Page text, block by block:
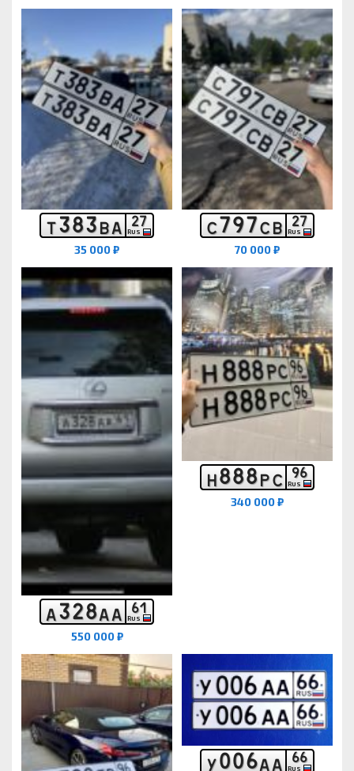
Т383ВА 27
RUS
35 000 ₽
С797СВ 27
RUS
70 000 ₽
А328АА 61
RUS
550 000 ₽
Н888РС 96
RUS
340 000 ₽
У006АА 66
RUS